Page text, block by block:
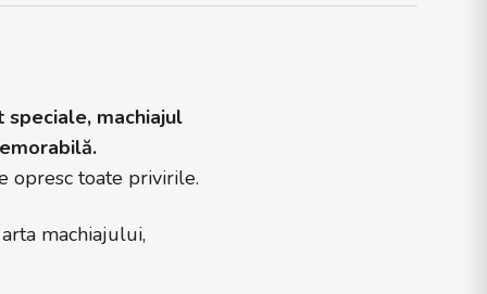
machiajul
opresc toate privirile.
machiajului,